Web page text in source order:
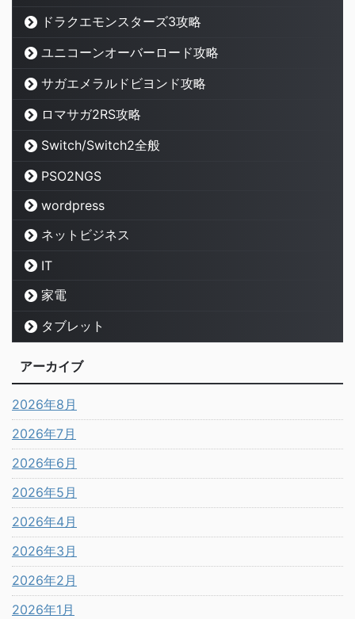
ドラクエモンスターズ3攻略
ユニコーンオーバーロード攻略
サガエメラルドビヨンド攻略
ロマサガ2RS攻略
Switch/Switch2全般
PSO2NGS
wordpress
ネットビジネス
IT
家電
タブレット
アーカイブ
2026年8月
2026年7月
2026年6月
2026年5月
2026年4月
2026年3月
2026年2月
2026年1月